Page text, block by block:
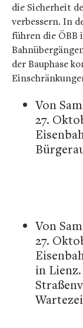
die Sicherheit
verbessern. In
führen die
der Bauphase
Von
27.
Von
27.
in